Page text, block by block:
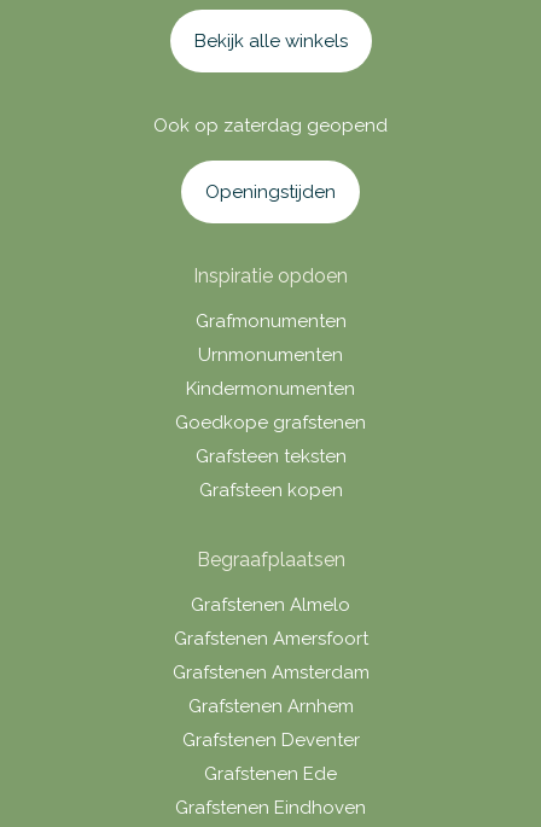
Bekijk alle winkels
Ook op zaterdag geopend
Openingstijden
Inspiratie opdoen
Grafmonumenten
Urnmonumenten
Kindermonumenten
Goedkope grafstenen
Grafsteen teksten
Grafsteen kopen
Begraafplaatsen
Grafstenen Almelo
Grafstenen Amersfoort
Grafstenen Amsterdam
Grafstenen Arnhem
Grafstenen Deventer
Grafstenen Ede
Grafstenen Eindhoven